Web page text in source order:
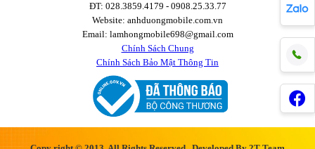
ĐT: 028.3859.4179 - 0908.25.33.77
Website: anhduongmobile.com.vn
Email: lamhongmobile698@gmail.com
Chính Sách Chung
Chính Sách Bảo Mật Thông Tin